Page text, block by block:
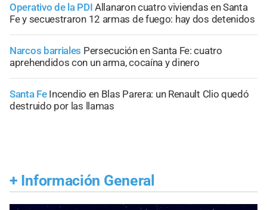
Operativo de la PDI Allanaron cuatro viviendas en Santa
Fe y secuestraron 12 armas de fuego: hay dos detenidos
Narcos barriales Persecución en Santa Fe: cuatro
aprehendidos con un arma, cocaína y dinero
Santa Fe Incendio en Blas Parera: un Renault Clio quedó
destruido por las llamas
+ Información General